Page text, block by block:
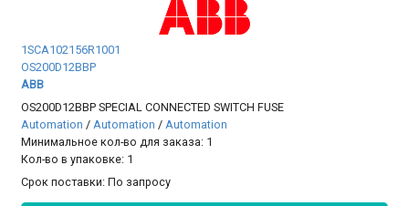
1SCA102156R1001
OS200D12BBP
ABB
OS200D12BBP SPECIAL CONNECTED SWITCH FUSE
Automation / Automation / Automation
Минимальное кол-во для заказа: 1
Кол-во в упаковке: 1
Срок поставки:По запросу